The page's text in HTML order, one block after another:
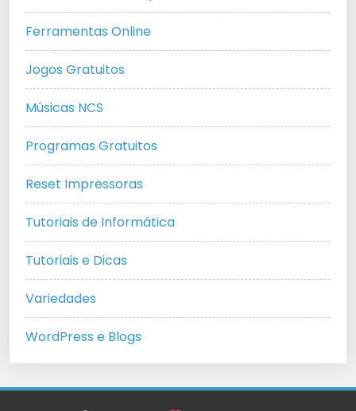
Ferramentas Online
Jogos Gratuitos
Músicas NCS
Programas Gratuitos
Reset Impressoras
Tutoriais de Informática
Tutoriais e Dicas
Variedades
WordPress e Blogs